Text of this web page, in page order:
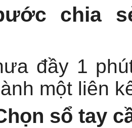
chia
đầy 1
một liên
sổ tay